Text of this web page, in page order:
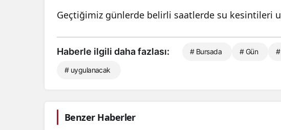
Geçtiğimiz günlerde belirli saatlerde su kesintileri
Haberle ilgili daha fazlası: # Bursada # Gün #
# uygulanacak
Benzer Haberler